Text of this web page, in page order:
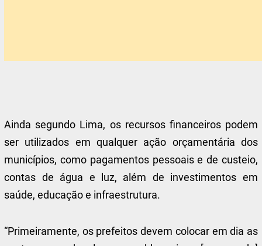
Ainda segundo Lima, os recursos financeiros podem
ser utilizados em qualquer ação orçamentária dos
municípios, como pagamentos pessoais e de custeio,
contas de água e luz, além de investimentos em
saúde, educação e infraestrutura.
“Primeiramente, os prefeitos devem colocar em dia as